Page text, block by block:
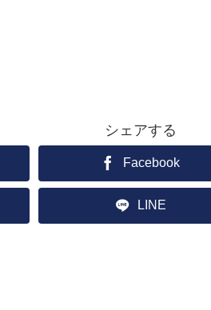
シェアする
Facebook
LINE